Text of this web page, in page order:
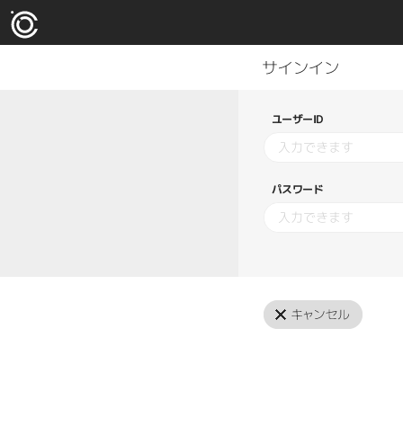
ユーザーID
パスワード